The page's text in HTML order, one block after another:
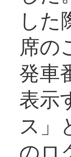
した
席の
発車
表示
ス」